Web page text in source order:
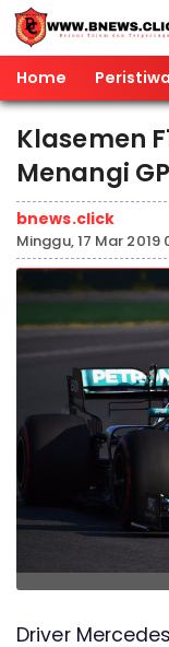
Home Peristiwa
Klasemen
Menangi
bnews.click
Minggu, 17 Mar 2019
Driver